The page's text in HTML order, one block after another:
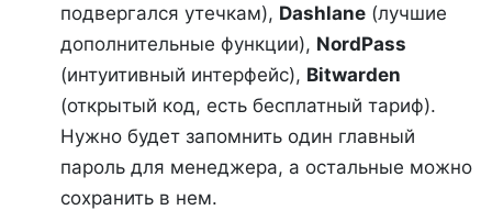
подвергался утечкам), Dashlane (лучшие
дополнительные функции), NordPass
(интуитивный интерфейс), Bitwarden
(открытый код, есть бесплатный тариф).
Нужно будет запомнить один главный
пароль для менеджера, а остальные можно
сохранить в нем.